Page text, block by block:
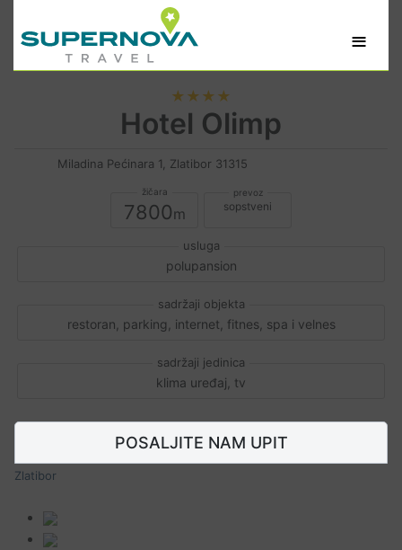
≡
★★★★
Hotel Olimp
Miladina Pećinara 1, Zlatibor 31315
7800 sopstveni
polupansion
restoran, parking, internet, fitnes, spa i velnes
klima uređaj, tv
POSALJITE NAM UPIT
Zlatibor